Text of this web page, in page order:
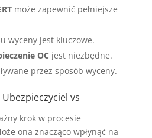
może zapewnić pełniejsze
wyceny jest kluczowe.
OC jest niezbędne.
przez sposób wyceny.
vs
krok w procesie
ona znacząco wpłynąć na